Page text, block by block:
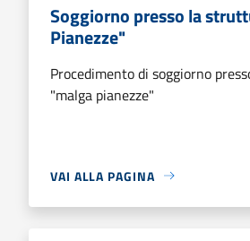
Soggiorno presso la
Pianezze"
Procedimento di soggiorno
"malga pianezze"
VAI ALLA PAGINA